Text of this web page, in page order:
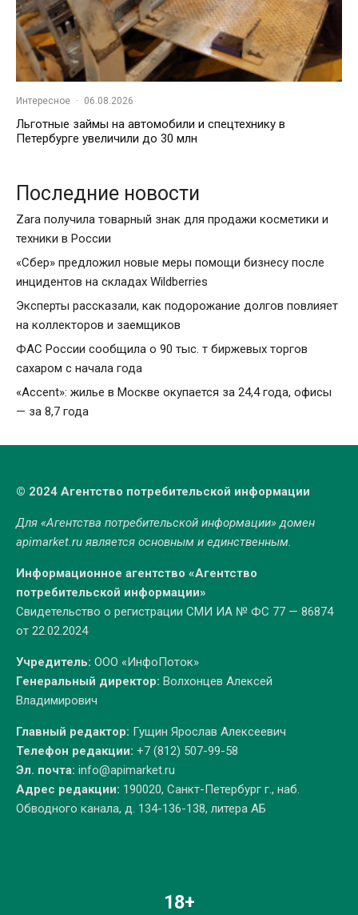
Интересное · 06.08.2026
Льготные займы на автомобили и спецтехнику в
Петербурге увеличили до 30 млн
Последние новости
Zara получила товарный знак для продажи косметики и
техники в России
«Сбер» предложил новые меры помощи бизнесу после
инцидентов на складах Wildberries
Эксперты рассказали, как подорожание долгов повлияет
на коллекторов и заемщиков
ФАС России сообщила о 90 тыс. т биржевых торгов
сахаром с начала года
«Accent»: жилье в Москве окупается за 24,4 года, офисы
— за 8,7 года
© 2024 Агентство потребительской информации
Для «Агентства потребительской информации» домен
apimarket.ruявляется основным и единственным.
Информационное агентство «Агентство
потребительской информации»
Свидетельство о регистрации СМИ ИА № ФС 77 — 86874
от 22.02.2024
Учредитель: ООО «ИнфоПоток»
Генеральный директор: Волхонцев Алексей
Владимирович
Главный редактор: Гущин Ярослав Алексеевич
Телефон редакции: +7 (812) 507-99-58
Эл. почта: info@apimarket.ru
Адрес редакции: 190020, Санкт-Петербург г., наб.
Обводного канала, д. 134-136-138, литера АБ
18+